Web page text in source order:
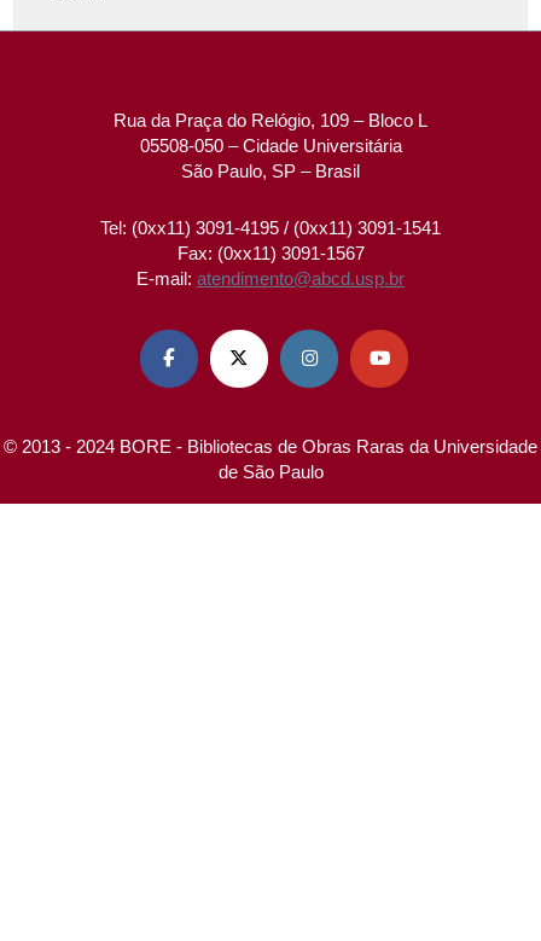
Rua da Praça do Relógio, 109 – Bloco L
05508-050 – Cidade Universitária
São Paulo, SP – Brasil
Tel: (0xx11) 3091-4195 / (0xx11) 3091-1541
Fax: (0xx11) 3091-1567
E-mail: atendimento@abcd.usp.br
   
© 2013 - 2024 BORE - Bibliotecas de Obras Raras da Universidade
de São Paulo